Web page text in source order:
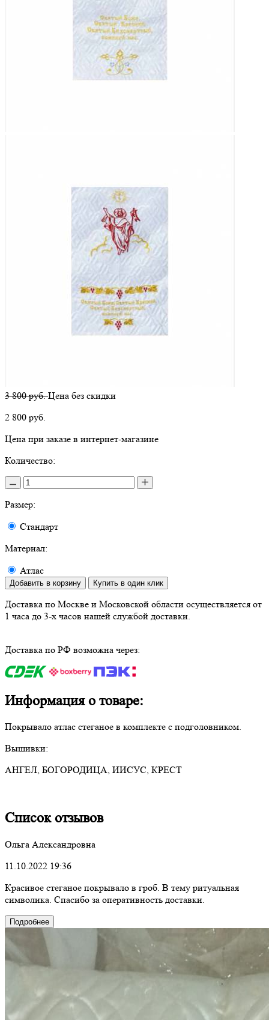
3 800 руб.Цена без скидки
2 800 руб.
Цена при заказе в интернет-магазине
Количество:
Размер:
Стандарт
Материал:
Атлас
Добавить в корзину Купить в один клик
Доставка по Москве и Московской области осуществляется от
1 часа до 3-х часов нашей службой доставки.
Доставка по РФ возможна через:
Информация о товаре:
Покрывало атлас стеганое в комплекте с подголовником.
Вышивки:
АНГЕЛ, БОГОРОДИЦА, ИИСУС, КРЕСТ
Список отзывов
Ольга Александровна
11.10.2022 19:36
Красивое стеганое покрывало в гроб. В тему ритуальная
символика. Спасибо за оперативность доставки.
Подробнее